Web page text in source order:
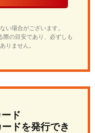
い場合がございます。
の目安であり、必ずしも
りません。
ド
ドを発行でき